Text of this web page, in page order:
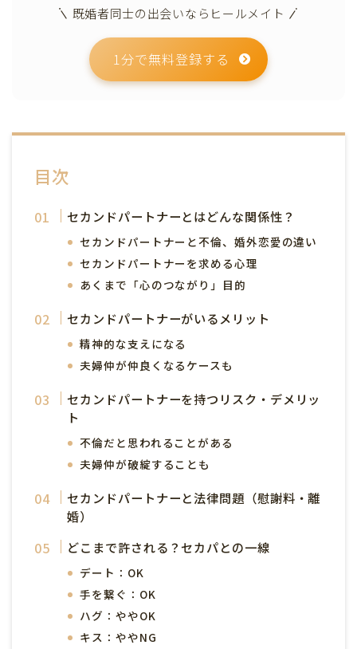
既婚者同士の出会いならヒールメイト
1分で無料登録する
目次
セカンドパートナーとはどんな関係性？
セカンドパートナーと不倫、婚外恋愛の違い
セカンドパートナーを求める心理
あくまで「心のつながり」目的
セカンドパートナーがいるメリット
精神的な支えになる
夫婦仲が仲良くなるケースも
セカンドパートナーを持つリスク・デメリッ
ト
不倫だと思われることがある
夫婦仲が破綻することも
セカンドパートナーと法律問題（慰謝料・離
婚）
どこまで許される？セカパとの一線
デート：OK
手を繋ぐ：OK
ハグ：ややOK
キス：ややNG